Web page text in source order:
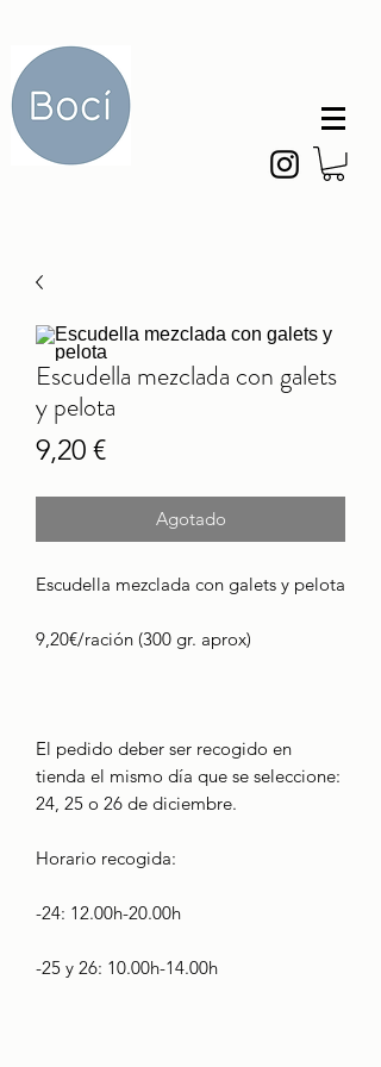
Escudella mezclada con galets
y pelota
9,20 €Precio
Agotado
Escudella mezclada con galets y pelota
9,20€/ración (300 gr. aprox)
El pedido deber ser recogido en
tienda el mismo día que se seleccione:
24, 25 o 26 de diciembre.
Horario recogida:
-24: 12.00h-20.00h
-25 y 26: 10.00h-14.00h